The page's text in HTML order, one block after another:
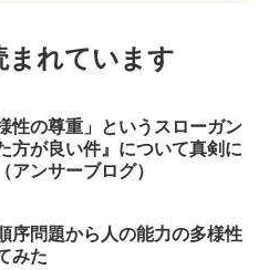
まれています
性の尊重」というスローガン
方が良い件』について真剣に
アンサーブログ）
序問題から人の能力の多様性
みた